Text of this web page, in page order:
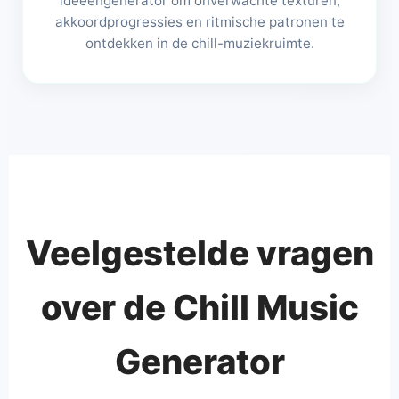
akkoordprogressies en ritmische patronen te
ontdekken in de chill-muziekruimte.
Veelgestelde vragen
over de Chill Music
Generator